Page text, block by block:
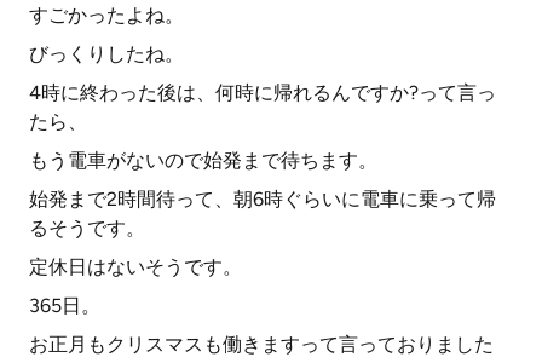
すごかったよね。
びっくりしたね。
4時に終わった後は、何時に帰れるんですか?って言っ
たら、
もう電車がないので始発まで待ちます。
始発まで2時間待って、朝6時ぐらいに電車に乗って帰
るそうです。
定休日はないそうです。
365日。
お正月もクリスマスも働きますって言っておりました